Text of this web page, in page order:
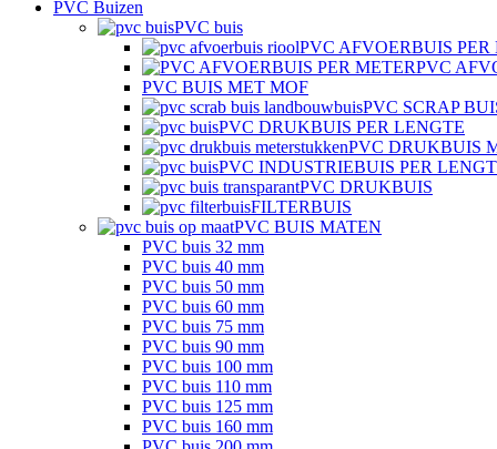
PVC Buizen
PVC buis
PVC AFVOERBUIS PER
PVC
PVC BUIS MET MOF
PVC SCRAP
PVC DRUKBUIS PER LENGTE
PVC DRUKBUIS
PVC INDUSTRIEBUIS PER
PVC DRUKBUIS
FILTERBUIS
PVC BUIS MATEN
PVC buis 32 mm
PVC buis 40 mm
PVC buis 50 mm
PVC buis 60 mm
PVC buis 75 mm
PVC buis 90 mm
PVC buis 100 mm
PVC buis 110 mm
PVC buis 125 mm
PVC buis 160 mm